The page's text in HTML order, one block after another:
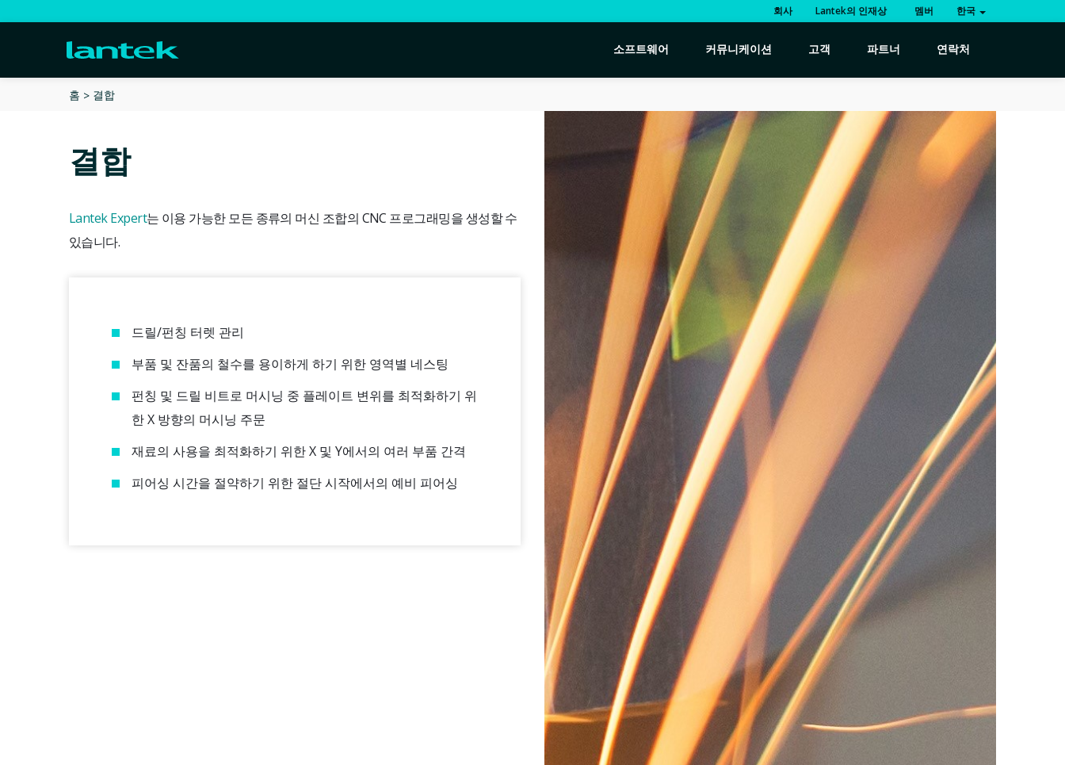
회사 Lantek의 인재상 멤버 한국
소프트웨어 커뮤니케이션 고객 파트너 연락처
홈 결합
결합
Lantek Expert는 이용 가능한 모든 종류의 머신 조합의 CNC 프로그래밍을 생성할 수
있습니다.
드릴/펀칭 터렛 관리
부품 및 잔품의 철수를 용이하게 하기 위한 영역별 네스팅
펀칭 및 드릴 비트로 머시닝 중 플레이트 변위를 최적화하기 위
한 X 방향의 머시닝 주문
재료의 사용을 최적화하기 위한 X 및 Y에서의 여러 부품 간격
피어싱 시간을 절약하기 위한 절단 시작에서의 예비 피어싱